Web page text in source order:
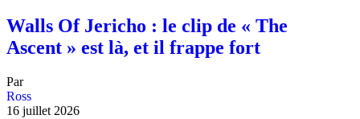
Walls Of Jericho : le clip de « The
Ascent » est là, et il frappe fort
Par
Ross
16 juillet 2026